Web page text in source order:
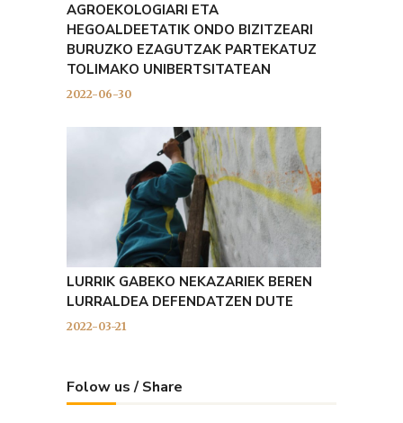
AGROEKOLOGIARI ETA
HEGOALDEETATIK ONDO BIZITZEARI
BURUZKO EZAGUTZAK PARTEKATUZ
TOLIMAKO UNIBERTSITATEAN
2022-06-30
LURRIK GABEKO NEKAZARIEK BEREN
LURRALDEA DEFENDATZEN DUTE
2022-03-21
Folow us / Share